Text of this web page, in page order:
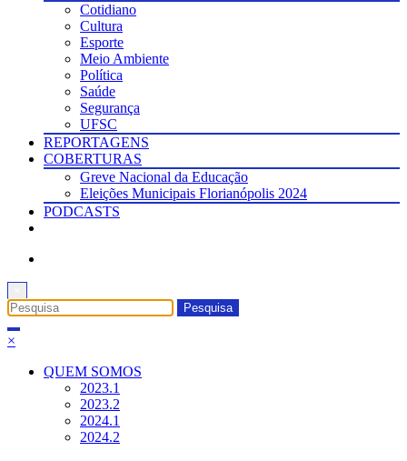
Cotidiano
Cultura
Esporte
Meio Ambiente
Política
Saúde
Segurança
UFSC
REPORTAGENS
COBERTURAS
Greve Nacional da Educação
Eleições Municipais Florianópolis 2024
PODCASTS
×
QUEM SOMOS
2023.1
2023.2
2024.1
2024.2